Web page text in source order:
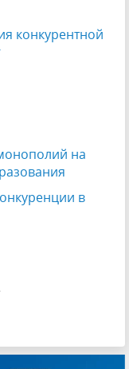
конкурентной
на
в